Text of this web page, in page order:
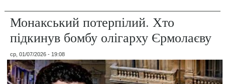
Монакський потерпілий. Хто
підкинув бомбу олігарху Єрмолаєву
ср, 01/07/2026 - 19:08